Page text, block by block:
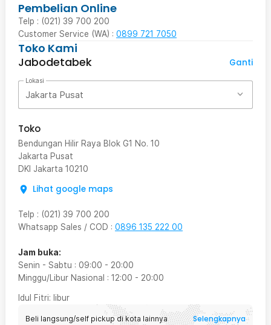
Pembelian Online
Telp : (021) 39 700 200
Customer Service (WA) : 0899 721 7050
Toko Kami
Jabodetabek
Ganti
Lokasi
Jakarta Pusat
Toko
Bendungan Hilir Raya Blok G1 No. 10
Jakarta Pusat
DKI Jakarta 10210
Lihat google maps
Telp : (021) 39 700 200
Whatsapp Sales / COD : 0896 135 222 00
Jam buka:
Senin - Sabtu : 09:00 - 20:00
Minggu/Libur Nasional : 12:00 - 20:00
Idul Fitri: libur
Beli langsung/self pickup di kota lainnya Selengkapnya